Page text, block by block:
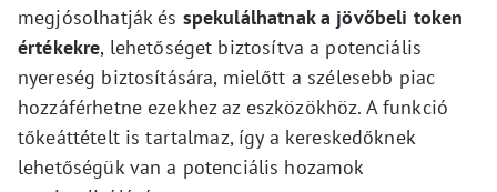
megjósolhatják és spekulálhatnak a jövőbeli token
értékekre, lehetőséget biztosítva a potenciális
nyereség biztosítására, mielőtt a szélesebb piac
hozzáférhetne ezekhez az eszközökhöz. A funkció
tőkeáttételt is tartalmaz, így a kereskedőknek
lehetőségük van a potenciális hozamok